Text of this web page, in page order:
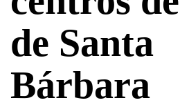
de Santa
Bárbara